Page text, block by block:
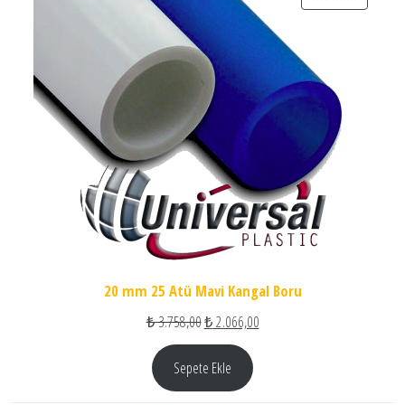
20 mm 25 Atü Mavi Kangal Boru
₺3.758,00Orijinal fiyat: ₺ 3.758,00.
₺2.066,00Şu andaki fiyat: ₺ 2.066,00.
Sepete Ekle